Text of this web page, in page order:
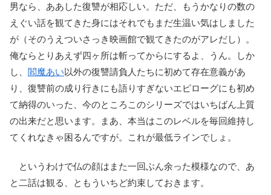
男なら、ああした復讐が相応しい。ただ、もうかなりの数の
えぐい話を観てきた身にはそれでもまだ生温い気はしました
が（そのうえついさっき映画館で観てきたのがアレだし）。
俺ならとりあえず四ヶ所は斬ってからにするよ、うん。しか
し、 閻魔あい以外の復讐請負人たちに初めて存在意義があ
り、復讐前の成り行きにも語りすぎないエピローグにも初め
て納得のいった、今のところこのシリーズではいちばん上質
の出来だと思います。まあ、本当はこのレベルを毎回維持し
てくれなきゃ困るんですが。これが最低ラインでしょ。
というわけで仏の顔はまた一回ぶん余った模様なので、あ
と二話は観る、ともういちど約束しておきます。